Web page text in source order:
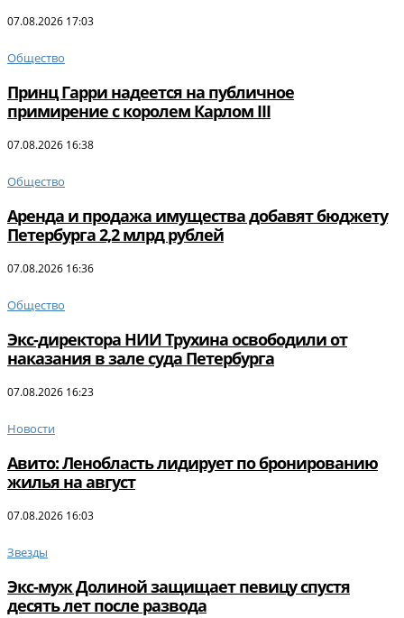
07.08.2026 17:03
Общество
Принц Гарри надеется на публичное
примирение с королем Карлом III
07.08.2026 16:38
Общество
Аренда и продажа имущества добавят бюджету
Петербурга 2,2 млрд рублей
07.08.2026 16:36
Общество
Экс-директора НИИ Трухина освободили от
наказания в зале суда Петербурга
07.08.2026 16:23
Новости
Авито: Ленобласть лидирует по бронированию
жилья на август
07.08.2026 16:03
Звезды
Экс-муж Долиной защищает певицу спустя
десять лет после развода